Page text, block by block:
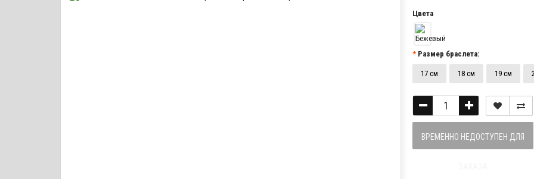
Цвета
Размер браслета:
17 см 18 см 19 см
ВРЕМЕННО НЕДОСТУПЕН ДЛЯ